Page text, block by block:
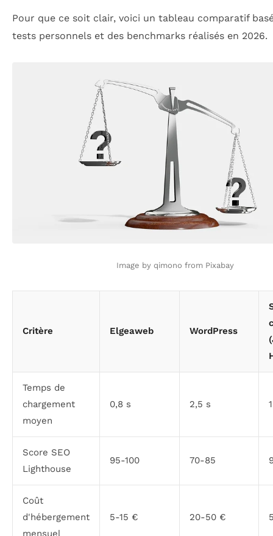
Pour que ce soit clair, voici un tableau comparatif
tests personnels et des benchmarks réalisés en 2026.
Image by qimono from Pixabay
Critère Elgeaweb WordPress
Temps de
chargement
moyen
0,8 s 2,5 s
Score SEO
Lighthouse
95-100 70-85
Coût
d'hébergement
mensuel
5-15 € 20-50 €